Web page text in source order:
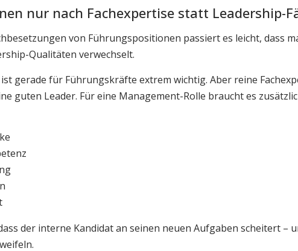
nur nach Fachexpertise statt Leadership-
von Führungspositionen passiert es leicht, dass
Qualitäten verwechselt.
gerade für Führungskräfte extrem wichtig. Aber reine
guten Leader. Für eine Management-Rolle braucht es
der interne Kandidat an seinen neuen Aufgaben scheitert –